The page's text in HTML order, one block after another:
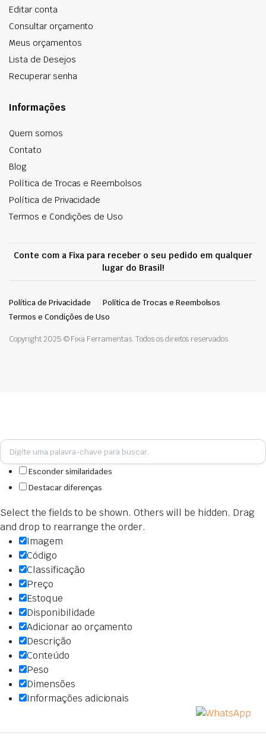
Editar conta
Consultar orçamento
Meus orçamentos
Lista de Desejos
Recuperar senha
Informações
Quem somos
Contato
Blog
Política de Trocas e Reembolsos
Política de Privacidade
Termos e Condições de Uso
Conte com a Fixa para receber o seu pedido em qualquer
lugar do Brasil!
Política de Privacidade
Política de Trocas e Reembolsos
Termos e Condições de Uso
Copyright 2025 © Fixa Ferramentas. Todos os direitos reservados.
Esconder similaridades
Destacar diferenças
Select the fields to be shown. Others will be hidden. Drag
and drop to rearrange the order.
Imagem
Código
Classificação
Preço
Estoque
Disponibilidade
Adicionar ao orçamento
Descrição
Conteúdo
Peso
Dimensões
Informações adicionais
Clique fora para esconder a barra de comparação.